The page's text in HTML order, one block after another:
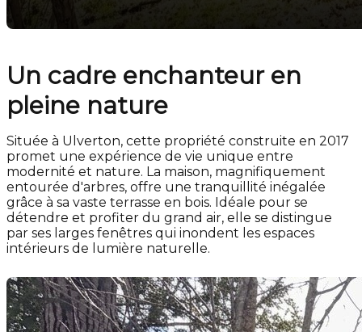
Un cadre enchanteur en
pleine nature
Située à Ulverton, cette propriété construite en 2017
promet une expérience de vie unique entre
modernité et nature. La maison, magnifiquement
entourée d'arbres, offre une tranquillité inégalée
grâce à sa vaste terrasse en bois. Idéale pour se
détendre et profiter du grand air, elle se distingue
par ses larges fenêtres qui inondent les espaces
intérieurs de lumière naturelle.